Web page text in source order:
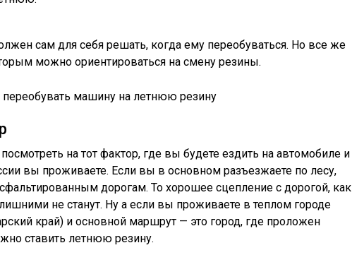
сам для себя решать, когда ему переобуваться. Но все же
можно ориентироваться на смену резины.
на тот фактор, где вы будете ездить на автомобиле и
вы проживаете. Если вы в основном разъезжаете по лесу,
дорогам. То хорошее сцепление с дорогой, как
не станут. Ну а если вы проживаете в теплом городе
край) и основной маршрут — это город, где проложен
ставить летнюю резину.